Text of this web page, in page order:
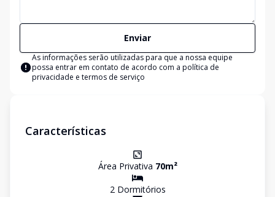
Enviar
As informações serão utilizadas para que a nossa equipe
possa entrar em contato de acordo com a política de
privacidade e termos de serviço
Características
Área Privativa 70m²
2Dormitórios